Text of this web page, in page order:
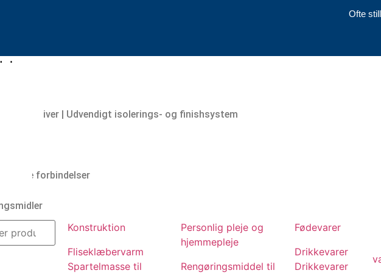
Ofte
EIFS-additiver | Udvendigt isolerings- og finishsystem
forbindelser
Konstruktion
Fliseklæbervarm
Spartelmasse til
Personlig pleje og
hjemmepleje
Rengøringsmiddel til
Fødevarer
Drikkevarer
Drikkevarer
af pulverskumdæmper